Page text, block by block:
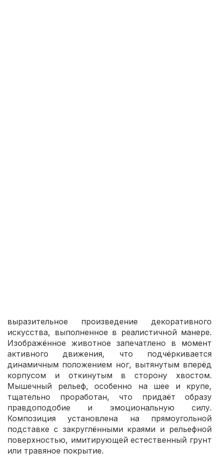
выразительное произведение декоративного
искусства, выполненное в реалистичной манере.
Изображённое животное запечатлено в момент
активного движения, что подчёркивается
динамичным положением ног, вытянутым вперёд
корпусом и откинутым в сторону хвостом.
Мышечный рельеф, особенно на шее и крупе,
тщательно проработан, что придаёт образу
правдоподобие и эмоциональную силу.
Композиция установлена на прямоугольной
подставке с закруглёнными краями и рельефной
поверхностью, имитирующей естественный грунт
или травяное покрытие.